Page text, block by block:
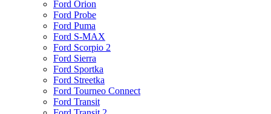
Ford Orion
Ford Probe
Ford Puma
Ford S-MAX
Ford Scorpio 2
Ford Sierra
Ford Sportka
Ford Streetka
Ford Tourneo Connect
Ford Transit